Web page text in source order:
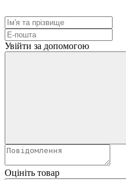
Увійти за допомогою
Оцініть товар